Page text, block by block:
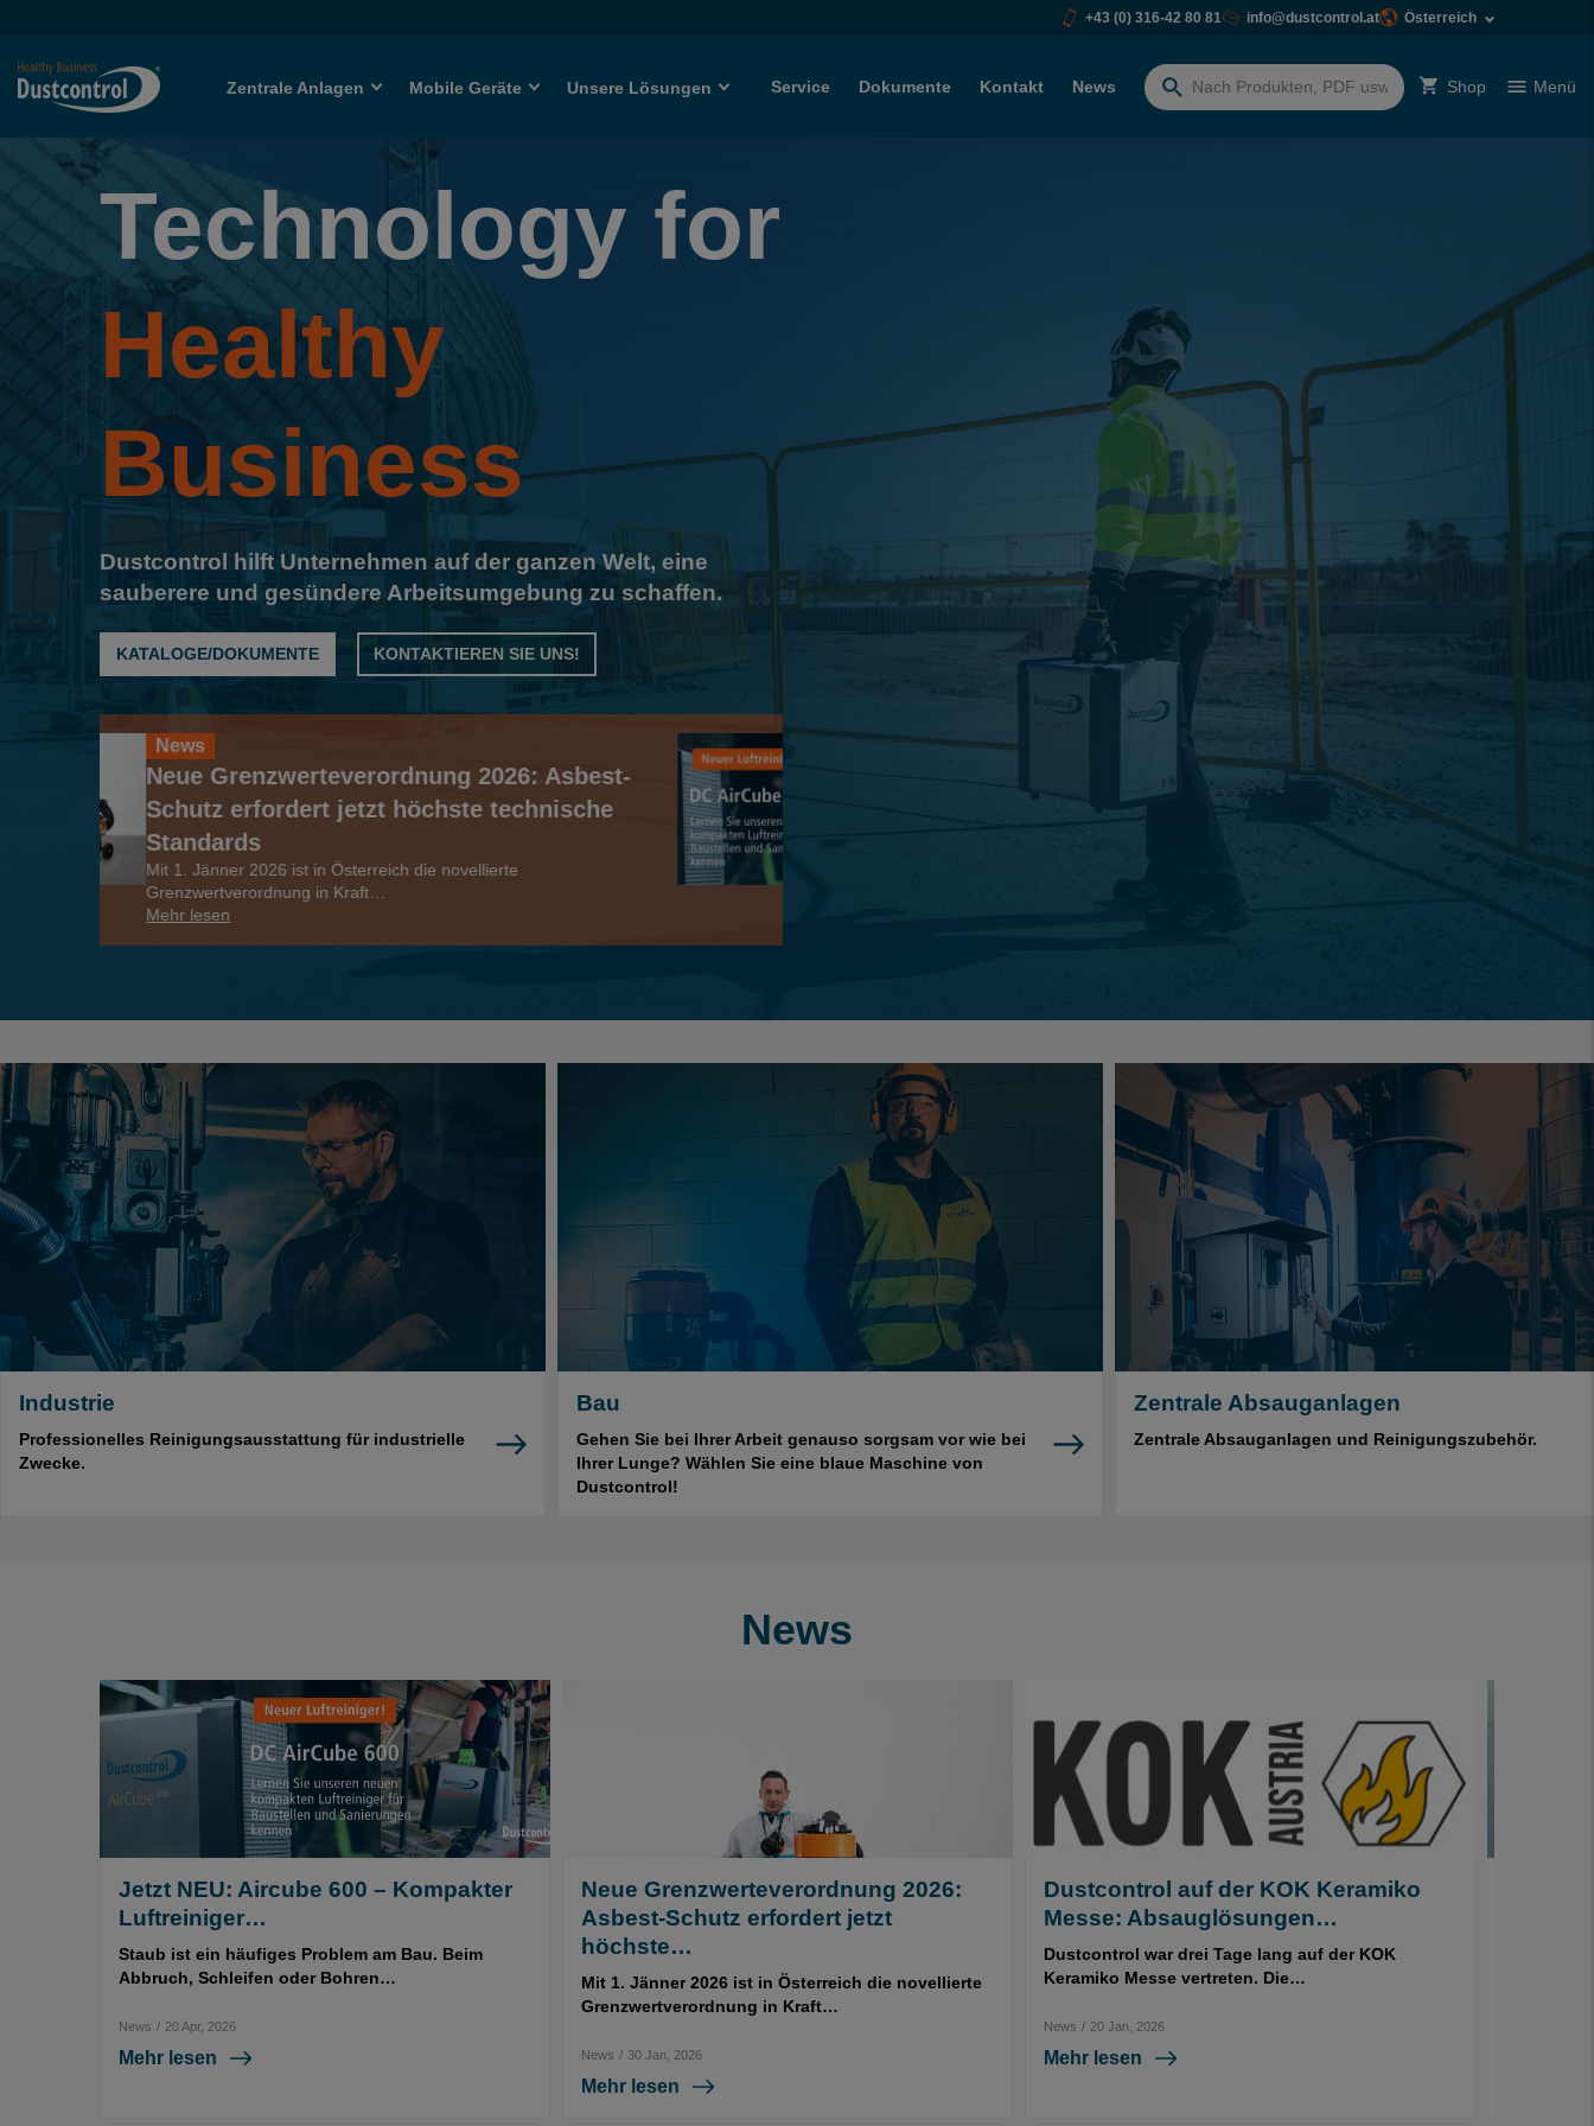
+43 (0) 316-42 80 81 info@dustcontrol.at Österreich
Zentrale Anlagen Mobile Geräte Unsere Lösungen Service Dokumente Kontakt News
Suchen
Shop Menü
Technology for
Healthy
Business
Dustcontrol hilft Unternehmen auf der ganzen Welt, eine
sauberere und gesündere Arbeitsumgebung zu schaffen.
KATALOGE/DOKUMENTE KONTAKTIEREN SIE UNS!
Jetzt NEU: Aircube 600 – Kompakter
Luftreiniger für Baustellen und
Staub ist ein häufiges Problem am Bau. Beim Abbruch, Schleifen
oder Bohren…
News
Neue Grenzwerteverordnung 2026: Asbest-
Schutz erfordert jetzt höchste technische
Industrie
Professionelles Reinigungsausstattung für industrielle
Zwecke.
Bau
Gehen Sie bei Ihrer Arbeit genauso sorgsam vor wie bei
Ihrer Lunge? Wählen Sie eine blaue Maschine von
Dustcontrol!
Zentrale Absauganlagen
Zentrale Absauganlagen und Reinigungszubehör.
News
Jetzt NEU: Aircube 600 – Kompakter
Luftreiniger…
Staub ist ein häufiges Problem am Bau. Beim
Abbruch, Schleifen oder Bohren…
News / 20 Apr, 2026
Mehr lesen
Neue Grenzwerteverordnung 2026:
Asbest-Schutz erfordert jetzt
höchste…
Mit 1. Jänner 2026 ist in Österreich die novellierte
Grenzwertverordnung in Kraft…
News / 30 Jan, 2026
Mehr lesen
Dustcontrol auf der KOK Keramiko
Messe: Absauglösungen…
Dustcontrol war drei Tage lang auf der KOK
Keramiko Messe vertreten. Die…
News / 20 Jan, 2026
Mehr lesen